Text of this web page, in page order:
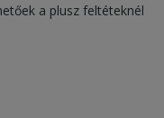
a plusz feltéteknél